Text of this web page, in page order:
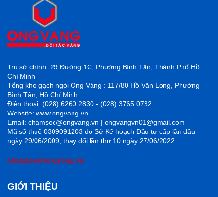
Trụ sở chính: 29 Đường 1C, Phường Bình Tân, Thành Phố Hồ
Chí Minh
Tổng kho gạch ngói Ong Vàng : 117/80 Hồ Văn Long, Phường
Bình Tân, Hồ Chí Minh
Điện thoại: (028) 6260 2830 - (028) 3765 0732
Website: www.ongvang.vn
Email: chamsoc@ongvang.vn | ongvangvn01@gmail.com
Mã số thuế 0309091203 do Sở Kế hoạch Đầu tư cấp lần đầu
ngày 29/06/2009, thay đổi lần thứ 10 ngày 27/06/2022
chamsoc@ongvang.vn
GIỚI THIỆU